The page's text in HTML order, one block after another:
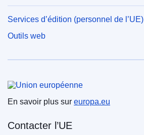
Services d’édition (personnel de l’UE)
Outils web
En savoir plus sur europa.eu
Contacter l’UE